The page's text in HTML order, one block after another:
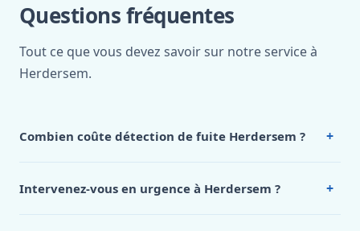
Questions fréquentes
Tout ce que vous devez savoir sur notre service à
Herdersem.
Combien coûte détection de fuite Herdersem ? +
Herdersem, appelez le 0472 53 24 26.
Intervenez-vous en urgence à Herdersem ? +